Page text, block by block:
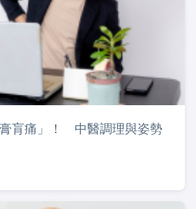
肓痛」！ 中醫調理與姿勢